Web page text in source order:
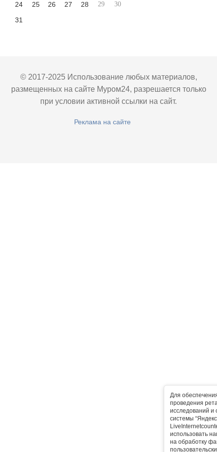
Для
проведения
исследований и
системы
использовать
на обработку
24 25 26 27 28 29 30
31
© 2017-2025 Использование любых материалов,
размещенных на сайте Муром24, разрешается только
при условии активной ссылки на сайт.
Реклама на сайте